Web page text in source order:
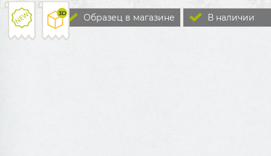
В наличии
Образец в магазине